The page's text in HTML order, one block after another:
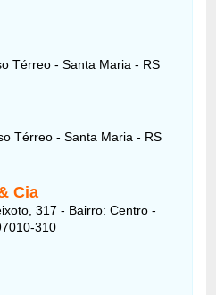
Térreo - Santa Maria - RS
Térreo - Santa Maria - RS
Cia
317 - Bairro: Centro -
310